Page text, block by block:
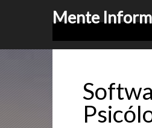
Mente